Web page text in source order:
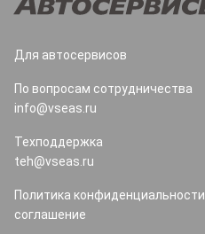
Для автосервисов
По вопросам сотрудничества
info@vseas.ru
Техподдержка
teh@vseas.ru
Политика конфиденциальности
соглашение